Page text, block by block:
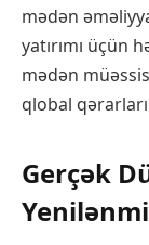
mədən
yatırımı üçün
mədən
qlobal
Gerçək